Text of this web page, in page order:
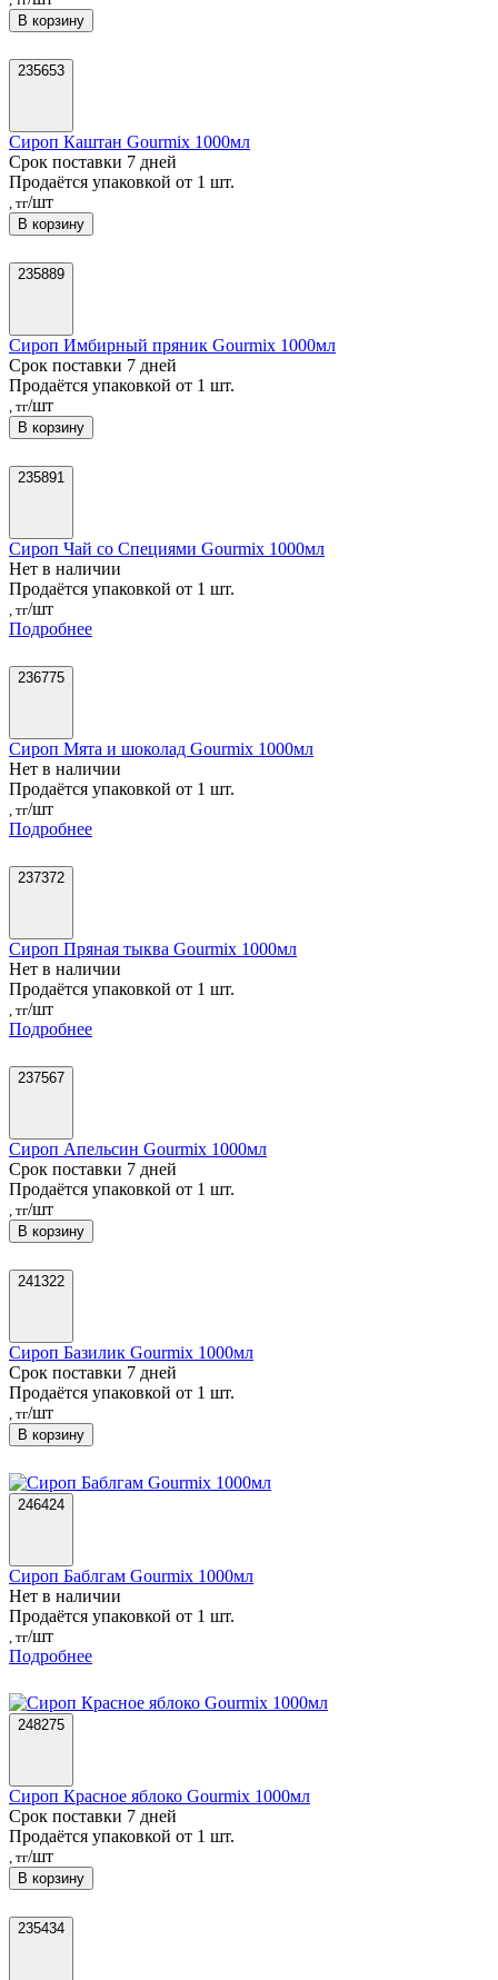
В корзину
235653
Сироп Каштан Gourmix 1000мл
Срок поставки 7 дней
Продаётся упаковкой от 1 шт.
, тг/шт
В корзину
235889
Сироп Имбирный пряник Gourmix 1000мл
Срок поставки 7 дней
Продаётся упаковкой от 1 шт.
, тг/шт
В корзину
235891
Сироп Чай со Специями Gourmix 1000мл
Нет в наличии
Продаётся упаковкой от 1 шт.
, тг/шт
Подробнее
236775
Сироп Мята и шоколад Gourmix 1000мл
Нет в наличии
Продаётся упаковкой от 1 шт.
, тг/шт
Подробнее
237372
Сироп Пряная тыква Gourmix 1000мл
Нет в наличии
Продаётся упаковкой от 1 шт.
, тг/шт
Подробнее
237567
Сироп Апельсин Gourmix 1000мл
Срок поставки 7 дней
Продаётся упаковкой от 1 шт.
, тг/шт
В корзину
241322
Сироп Базилик Gourmix 1000мл
Срок поставки 7 дней
Продаётся упаковкой от 1 шт.
, тг/шт
В корзину
246424
Сироп Баблгам Gourmix 1000мл
Нет в наличии
Продаётся упаковкой от 1 шт.
, тг/шт
Подробнее
248275
Сироп Красное яблоко Gourmix 1000мл
Срок поставки 7 дней
Продаётся упаковкой от 1 шт.
, тг/шт
В корзину
235434